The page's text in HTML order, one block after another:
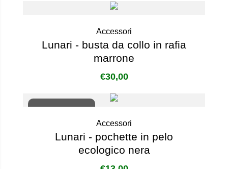
Accessori
Lunari - busta da collo in rafia
marrone
€30,00
Accessori
Lunari - pochette in pelo
ecologico nera